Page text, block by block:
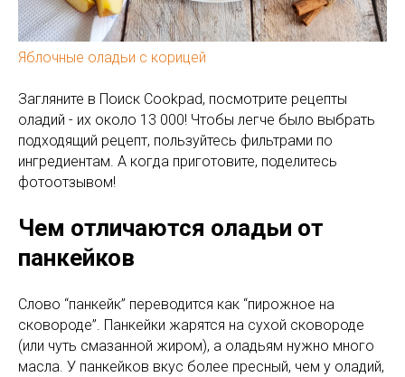
Яблочные оладьи с корицей
Загляните в Поиск Cookpad, посмотрите рецепты
оладий - их около 13 000! Чтобы легче было выбрать
подходящий рецепт, пользуйтесь фильтрами по
ингредиентам. А когда приготовите, поделитесь
фотоотзывом!
Чем отличаются оладьи от
панкейков
Слово “панкейк” переводится как “пирожное на
сковороде”. Панкейки жарятся на сухой сковороде
(или чуть смазанной жиром), а оладьям нужно много
масла. У панкейков вкус более пресный, чем у оладий,